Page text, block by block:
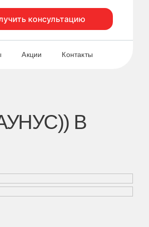
+7 499 495-49-37
консультацию
Акции Контакты
В